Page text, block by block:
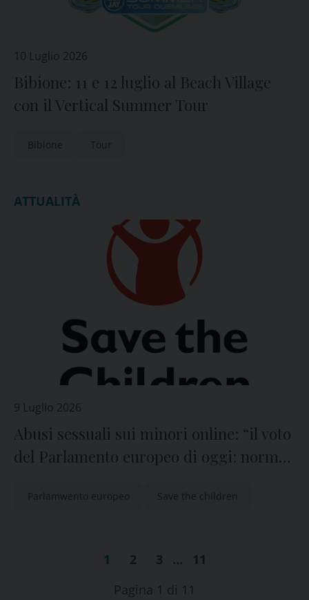
10 Luglio 2026
Bibione: 11 e 12 luglio al Beach Village
con il Vertical Summer Tour
Bibione Tour
ATTUALITÀ
9 Luglio 2026
Abusi sessuali sui minori online: “il voto
del Parlamento europeo di oggi: norma
Parlamwento europeo Save the children
1 2 3 …
11
Pagina 1 di 11